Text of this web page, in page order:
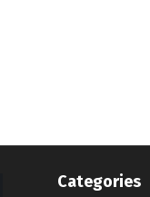
Categories